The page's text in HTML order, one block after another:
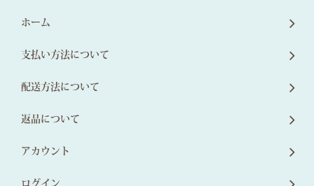
ホーム
支払い方法について
配送方法について
返品について
アカウント
ログイン